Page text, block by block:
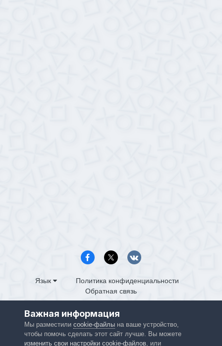
Язык
Политика конфиденциальности
Обратная связь
Powered by Invision Community
Важная информация
Мы разместили cookie-файлына ваше устройство,
чтобы помочь сделать этот сайт лучше. Вы можете
изменить свои настройки cookie-файлов, или